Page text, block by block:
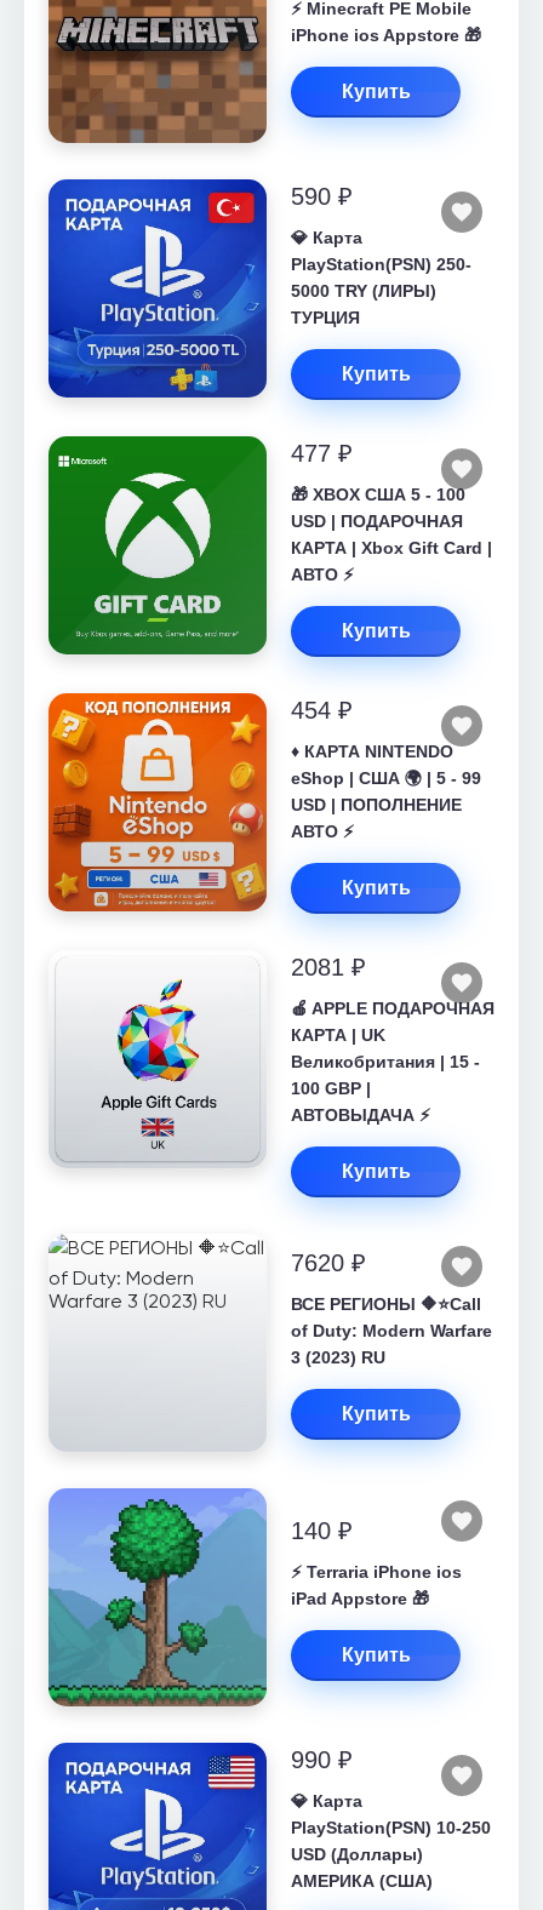
⚡️ Minecraft PE Mobile
iPhone ios Appstore 🎁
Купить
590 ₽
💎 Карта
PlayStation(PSN) 250-
5000 TRY (ЛИРЫ)
ТУРЦИЯ
Купить
477 ₽
🎁 XBOX США 5 - 100
USD | ПОДАРОЧНАЯ
КАРТА | Xbox Gift Card |
АВТО ⚡
Купить
454 ₽
♦️ КАРТА NINTENDO
eShop | США 🌍 | 5 - 99
USD | ПОПОЛНЕНИЕ
АВТО ⚡
Купить
2081 ₽
🍎 APPLE ПОДАРОЧНАЯ
КАРТА | UK
Великобритания | 15 -
100 GBP |
АВТОВЫДАЧА ⚡️
Купить
7620 ₽
ВСЕ РЕГИОНЫ 🔶⭐Call
of Duty: Modern Warfare
3 (2023) RU
Купить
140 ₽
⚡️ Terraria iPhone ios
iPad Appstore 🎁
Купить
990 ₽
💎 Карта
PlayStation(PSN) 10-250
USD (Доллары)
АМЕРИКА (США)